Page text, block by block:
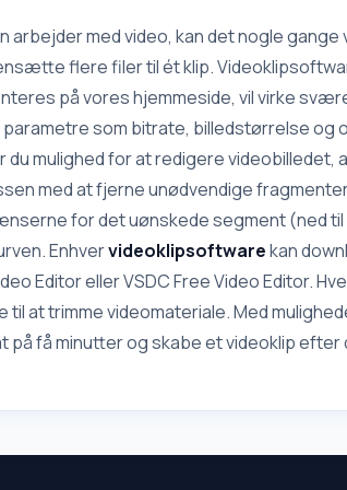
kan også kopiere Blu-Ray til
en ISO-fil og optage Blu-
send via
af
arbejder med video, kan det nogle
flere filer til ét klip.
på vores hjemmeside, vil virke
som bitrate, billedstørrelse og
du mulighed for at redigere
med at fjerne unødvendige
for det uønskede segment (ned
Enhvervideoklipsoftwarekan
Editor eller VSDC Free Video Editor.
til at trimme videomateriale. Med
på få minutter og skabe et videoklip efter